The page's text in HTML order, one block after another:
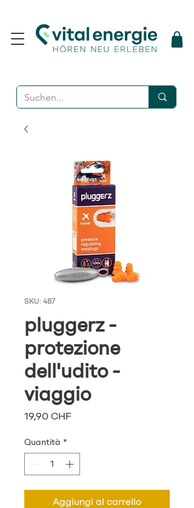
SKU: 487
pluggerz -
protezione
dell'udito -
viaggio
19,90 CHFPrezzo
Quantità *
Aggiungi al carrello